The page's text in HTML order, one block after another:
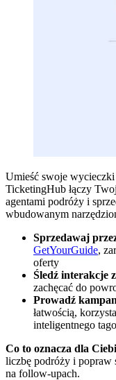
Umieść swoje
TicketingHub łączy
agentami podróży i
wbudowanym
Sprzedawaj
GetYourGuide,
oferty
Śledź interakcje
zachęcać do
Prowadź
łatwością,
inteligentnego
Co to oznacza dla
liczbę podróży i popraw
na follow-upach.